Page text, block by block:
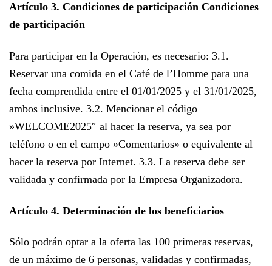
Artículo 3. Condiciones de participación Condiciones
de participación
Para participar en la Operación, es necesario: 3.1.
Reservar una comida en el Café de l’Homme para una
fecha comprendida entre el 01/01/2025 y el 31/01/2025,
ambos inclusive. 3.2. Mencionar el código
»WELCOME2025″ al hacer la reserva, ya sea por
teléfono o en el campo »Comentarios» o equivalente al
hacer la reserva por Internet. 3.3. La reserva debe ser
validada y confirmada por la Empresa Organizadora.
Artículo 4. Determinación de los beneficiarios
Sólo podrán optar a la oferta las 100 primeras reservas,
de un máximo de 6 personas, validadas y confirmadas,